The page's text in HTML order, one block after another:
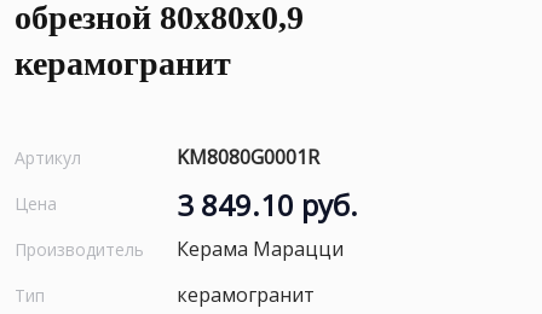
обрезной 80x80x0,9
керамогранит
Артикул KM8080G0001R
Цена 3 849.10 руб.
Производитель Керама Марацци
Тип керамогранит